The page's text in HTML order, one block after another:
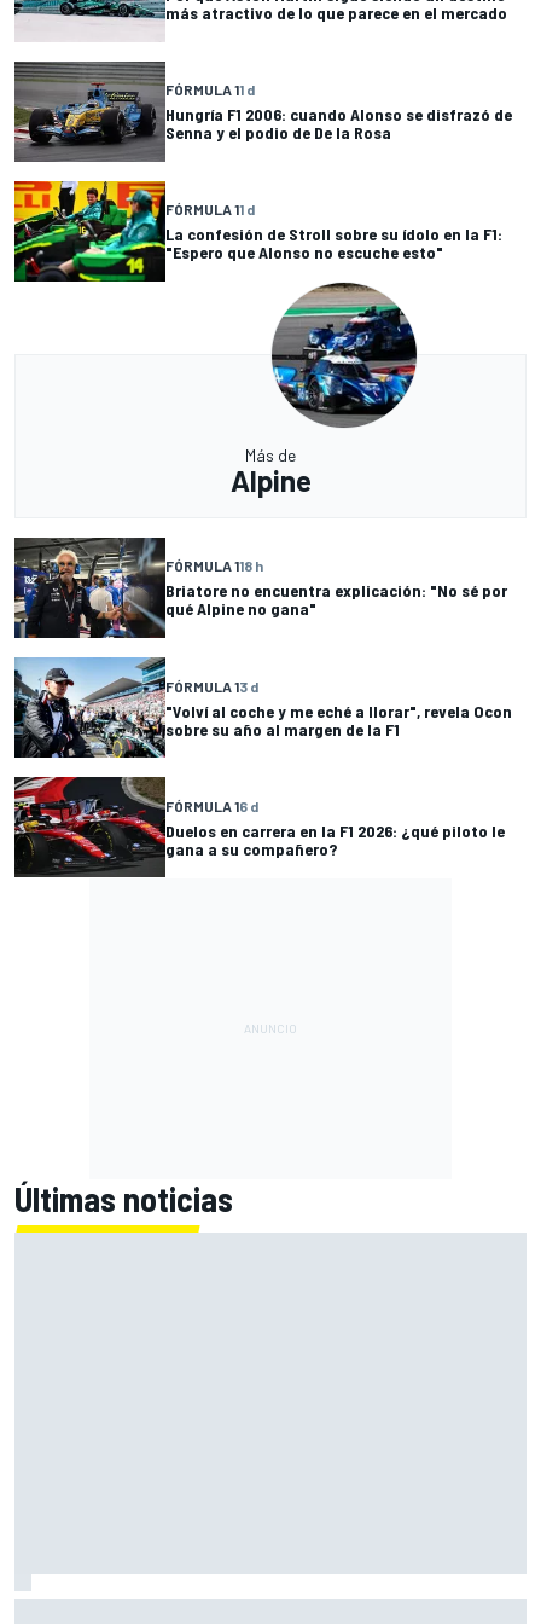
más atractivo de lo que parece en el mercado
FÓRMULA 11 d
Hungría F1 2006: cuando Alonso se disfrazó de
Senna y el podio de De la Rosa
FÓRMULA 11 d
La confesión de Stroll sobre su ídolo en la F1:
"Espero que Alonso no escuche esto"
Más de
Alpine
FÓRMULA 118 h
Briatore no encuentra explicación: "No sé por
qué Alpine no gana"
FÓRMULA 13 d
"Volví al coche y me eché a llorar", revela Ocon
sobre su año al margen de la F1
FÓRMULA 16 d
Duelos en carrera en la F1 2026: ¿qué piloto le
gana a su compañero?
Últimas noticias